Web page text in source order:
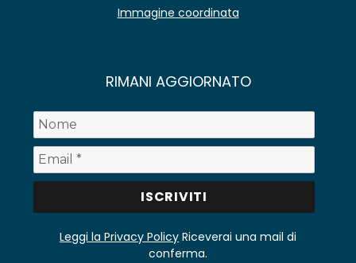
Immagine coordinata
RIMANI AGGIORNATO
Leggi la Privacy Policy Riceverai una mail di
conferma.